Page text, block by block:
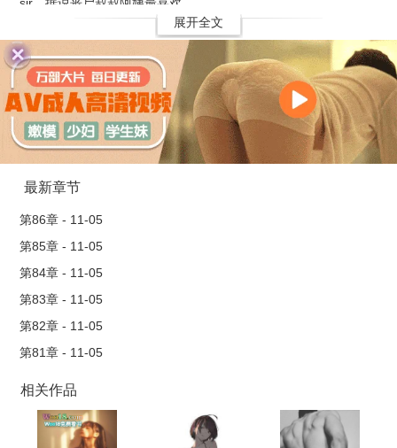
展开全文
最新章节
第86章 - 11-05
第85章 - 11-05
第84章 - 11-05
第83章 - 11-05
第82章 - 11-05
第81章 - 11-05
相关作品